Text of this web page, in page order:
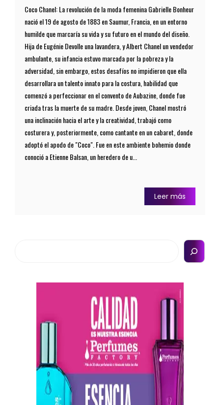
Coco Chanel: La revolución de la moda femenina Gabrielle Bonheur
nació el 19 de agosto de 1883 en Saumur, Francia, en un entorno
humilde que marcaría su vida y su futuro en el mundo del diseño.
Hija de Eugénie Devolle una lavandera, y Albert Chanel un vendedor
ambulante, su infancia estuvo marcada por la pobreza y la
adversidad, sin embargo, estos desafíos no impidieron que ella
desarrollara un talento innato para la costura, habilidad que
comenzó a perfeccionar en el convento de Aubazine, donde fue
criada tras la muerte de su madre. Desde joven, Chanel mostró
una inclinación hacia el arte y la creatividad, trabajó como
costurera y, posteriormente, como cantante en un cabaret, donde
adoptó el apodo de "Coco". Fue en este ambiente bohemio donde
conoció a Etienne Balsan, un heredero de u...
Leer más